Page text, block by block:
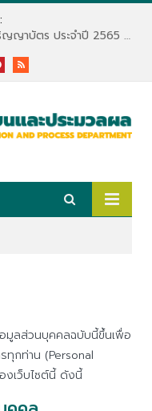
การฝึกซ้อมย่อยเพื่อเข้ารับพระราชทานปริญญาบัตร ประจำปี 2565 (สำหรับบัณฑิตจบปี 2563)
PinterestRSS
มูลส่วนบุคคลฉบับนี้ขึ้นเพื่อ
กท่าน (Personal
งเว็บไซต์นี้ ดังนี้